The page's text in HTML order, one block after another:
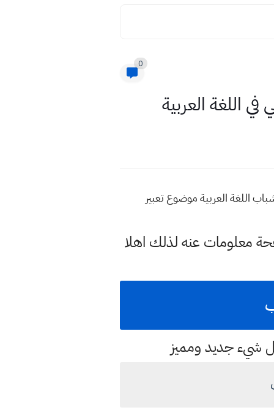
0
اللغة العربية
اللغة العربية موضوع تعبير
معلومات عنه لذلك اهلا
شيء جديد ومميز